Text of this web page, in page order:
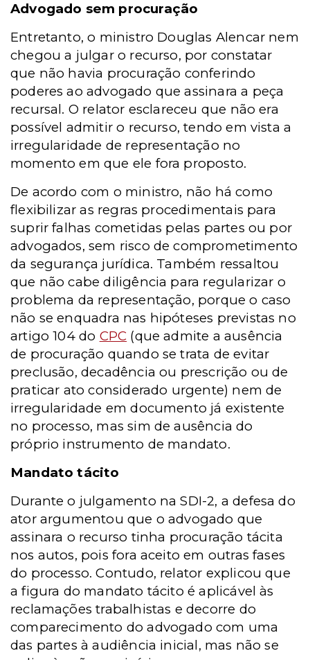
Advogado sem procuração
Entretanto, o ministro Douglas Alencar nem
chegou a julgar o recurso, por constatar
que não havia procuração conferindo
poderes ao advogado que assinara a peça
recursal. O relator esclareceu que não era
possível admitir o recurso, tendo em vista a
irregularidade de representação no
momento em que ele fora proposto.
De acordo com o ministro, não há como
flexibilizar as regras procedimentais para
suprir falhas cometidas pelas partes ou por
advogados, sem risco de comprometimento
da segurança jurídica. Também ressaltou
que não cabe diligência para regularizar o
problema da representação, porque o caso
não se enquadra nas hipóteses previstas no
artigo 104 do CPC (que admite a ausência
de procuração quando se trata de evitar
preclusão, decadência ou prescrição ou de
praticar ato considerado urgente) nem de
irregularidade em documento já existente
no processo, mas sim de ausência do
próprio instrumento de mandato.
Mandato tácito
Durante o julgamento na SDI-2, a defesa do
ator argumentou que o advogado que
assinara o recurso tinha procuração tácita
nos autos, pois fora aceito em outras fases
do processo. Contudo, relator explicou que
a figura do mandato tácito é aplicável às
reclamações trabalhistas e decorre do
comparecimento do advogado com uma
das partes à audiência inicial, mas não se